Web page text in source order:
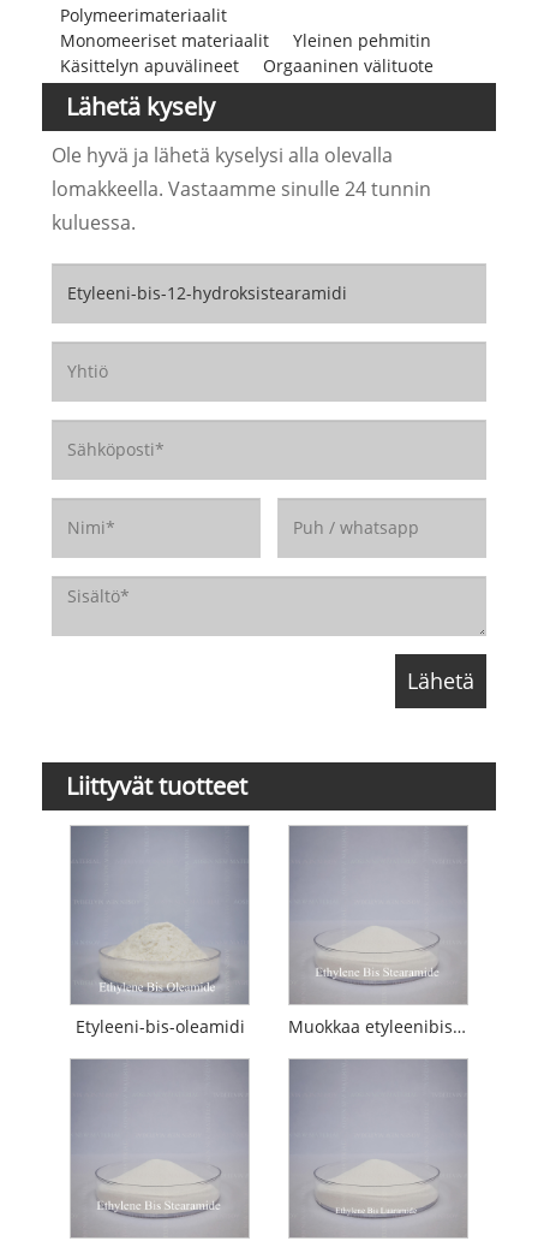
Polymeerimateriaalit
Monomeeriset materiaalit
Yleinen pehmitin
Käsittelyn apuvälineet
Orgaaninen välituote
Lähetä kysely
Ole hyvä ja lähetä kyselysi alla olevalla
lomakkeella. Vastaamme sinulle 24 tunnin
kuluessa.
Liittyvät tuotteet
Etyleeni-bis-oleamidi Muokkaa etyleenibisstearamidia